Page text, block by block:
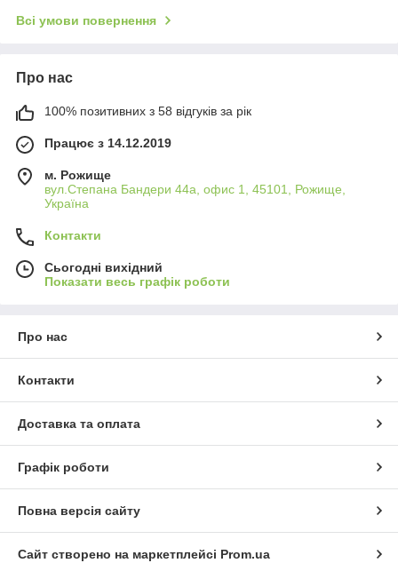
Всі умови повернення
Про нас
100% позитивних з 58 відгуків за рік
Працює з 14.12.2019
м. Рожище
вул.Степана Бандери 44а, офис 1, 45101, Рожище,
Україна
Контакти
Сьогодні вихідний
Показати весь графік роботи
Про нас
Контакти
Доставка та оплата
Графік роботи
Повна версія сайту
Сайт створено на маркетплейсі Prom.ua